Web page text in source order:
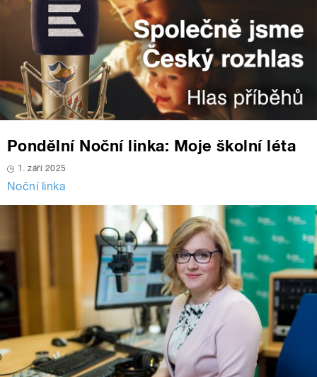
Pondělní Noční linka: Moje školní léta
1. září 2025
Noční linka